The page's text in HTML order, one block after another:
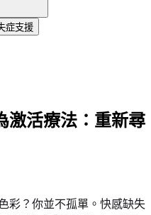
症支援
激活療法：重新尋
彩？你並不孤單。快感缺失